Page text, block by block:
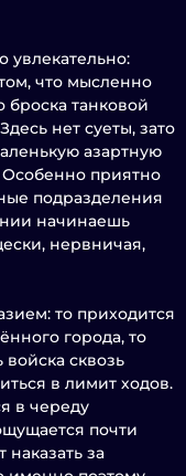
увлекательно:
что мысленно
танковой
нет суеты, зато
азартную
Особенно приятно
подразделения
начинаешь
нервничая,
то приходится
города, то
войска сквозь
в лимит ходов.
в череду
почти
за